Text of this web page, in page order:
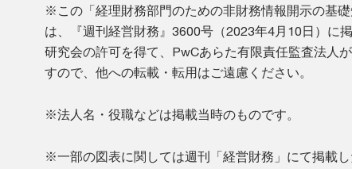
※この「経理財務部門のための非財務情報開示の基礎
は、『週刊経営財務』3600号（2023年4月10日）に
研究会の許可を得て、PwCあらた有限責任監査法人
すので、他への転載・転用はご遠慮ください。
※法人名・役職などは掲載当時のものです。
※一部の図表に関しては週刊「経営財務」にて掲載